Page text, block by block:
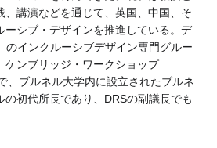
、講演などを通じて、英国、中国、そ
ーシブ・デザインを推進している。デ
のインクルーシブデザイン専門グルー
ケンブリッジ・ワークショップ
、ブルネル大学内に設立されたブルネ
の初代所長であり、DRSの副議長でも